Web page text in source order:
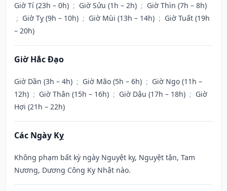
Giờ Tí (23h – 0h) ; Giờ Sửu (1h – 2h) ; Giờ Thìn (7h – 8h)
; Giờ Tỵ (9h – 10h) ; Giờ Mùi (13h – 14h) ; Giờ Tuất (19h
– 20h)
Giờ Hắc Đạo
Giờ Dần (3h – 4h) ; Giờ Mão (5h – 6h) ; Giờ Ngọ (11h –
12h) ; Giờ Thân (15h – 16h) ; Giờ Dậu (17h – 18h) ; Giờ
Hợi (21h – 22h)
Các Ngày Kỵ
Không phạm bất kỳ ngày Nguyệt kỵ, Nguyệt tận, Tam
Nương, Dương Công Kỵ Nhật nào.